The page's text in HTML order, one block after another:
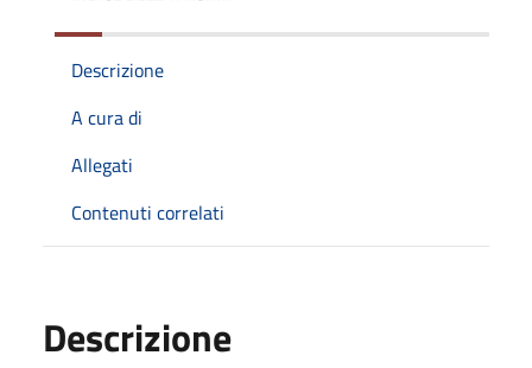
Descrizione
A cura di
Allegati
Contenuti correlati
Descrizione